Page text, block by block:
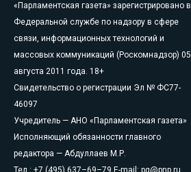
«Парламентская газета» зарегистрировано в
Федеральной службе по надзору в сфере
связи, информационных технологий и
массовых коммуникаций (Роскомнадзор) 05
августа 2011 года. 18+
Свидетельство о регистрации Эл № ФС77-
46097
Учредитель — АНО «Парламентская газета»
Исполняющий обязанности главного
редактора — Абдуллаев М.Р.